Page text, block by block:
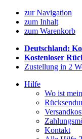
zur Navigation
zum Inhalt
zum Warenkorb
Deutschland:
Kostenloser
Zustellung in 2
Hilfe
Wo ist
Kontakt